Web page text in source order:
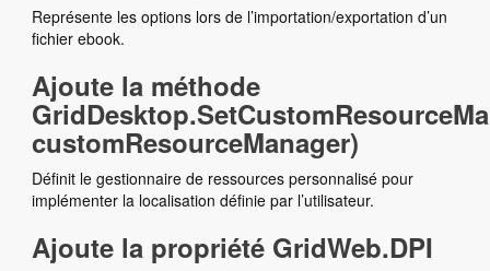
Représente les options lors de l’importation/exportation d’un
fichier ebook.
Ajoute la méthode
customResourceManager)
Définit le gestionnaire de ressources personnalisé pour
implémenter la localisation définie par l’utilisateur.
Ajoute la propriété GridWeb.DPI